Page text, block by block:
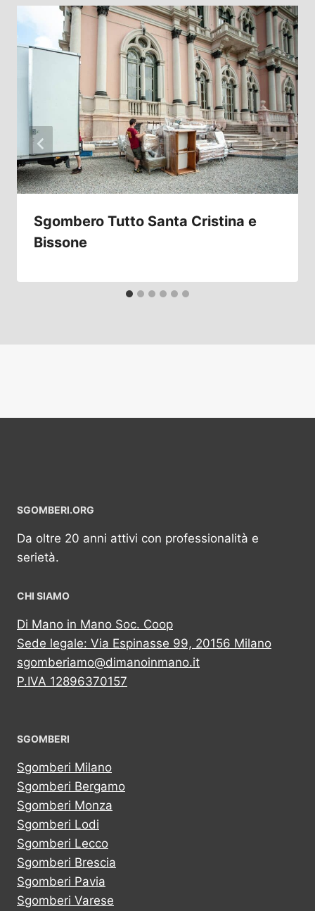
Sgombero Tutto Santa Cristina e
Bissone
SGOMBERI.ORG
Da oltre 20 anni attivi con professionalità e
serietà.
CHI SIAMO
Di Mano in Mano Soc. Coop
Sede legale: Via Espinasse 99, 20156 Milano
sgomberiamo@dimanoinmano.it
P.IVA 12896370157
SGOMBERI
Sgomberi Milano
Sgomberi Bergamo
Sgomberi Monza
Sgomberi Lodi
Sgomberi Lecco
Sgomberi Brescia
Sgomberi Pavia
Sgomberi Varese